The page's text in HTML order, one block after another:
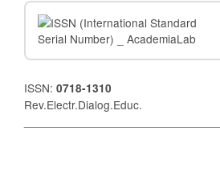
ISSN: 0718-1310
Rev.Electr.Dialog.Educ.